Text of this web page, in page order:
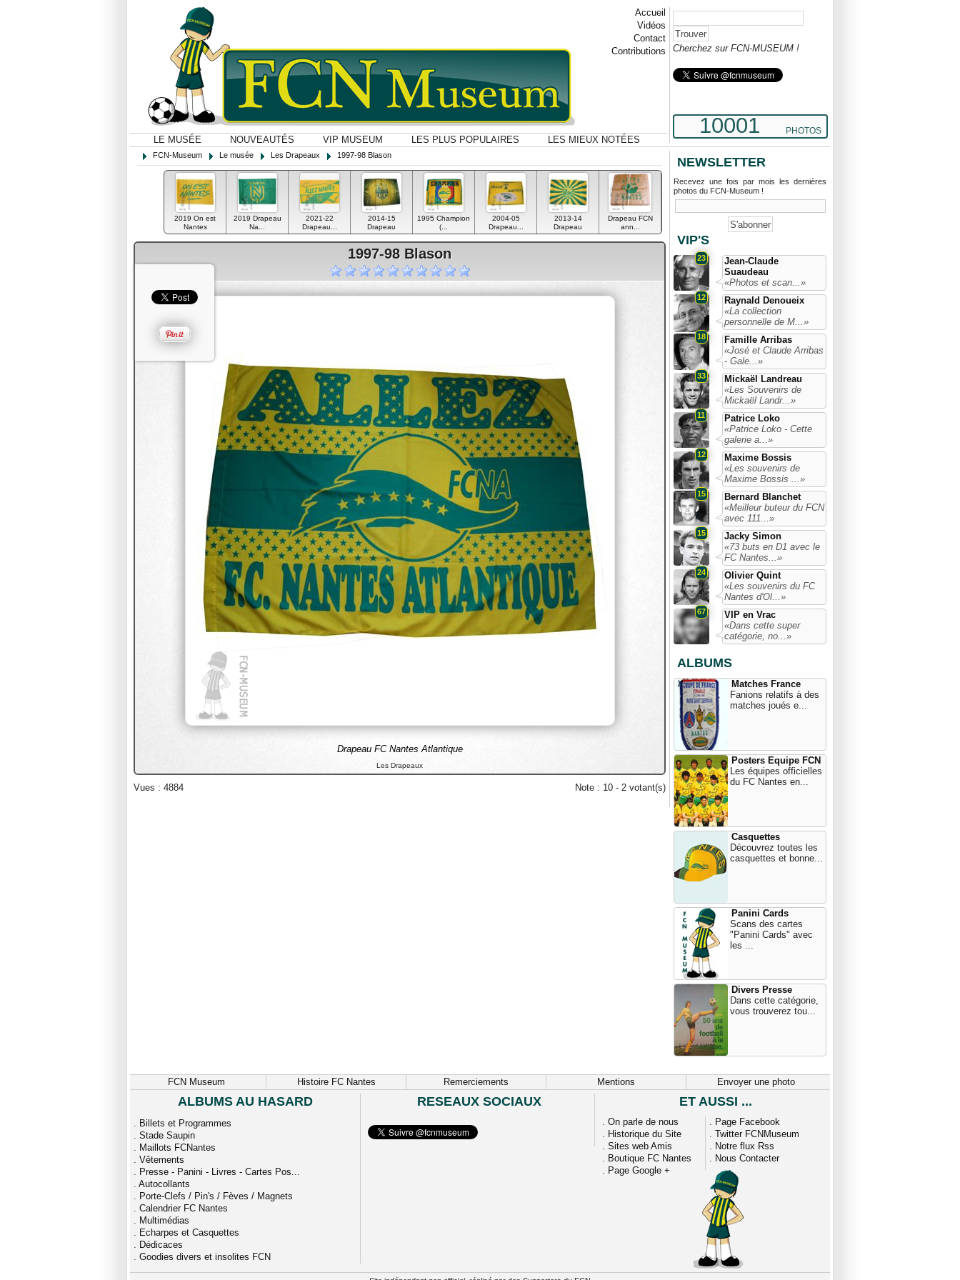
Accueil
Vidéos
Contact
Contributions
LE MUSÉE NOUVEAUTÉS VIP MUSEUM LES PLUS POPULAIRES LES MIEUX NOTÉES
Cherchez sur FCN-MUSEUM !
10001 PHOTOS
FCN-Museum Le musée Les Drapeaux 1997-98 Blason
2019 On est
Nantes
2019 Drapeau
Na...
2021-22
Drapeau...
2014-15
Drapeau
1995 Champion
(...
2004-05
Drapeau...
2013-14
Drapeau
Drapeau FCN
ann...
1997-98 Blason
Drapeau FC Nantes Atlantique
Les Drapeaux
Vues : 4884 Note : 10 - 2 votant(s)
NEWSLETTER
Recevez une fois par mois les dernières
photos du FCN-Museum !
VIP'S
23
Jean-Claude
Suaudeau
«Photos et scan...»
12
Raynald Denoueix
«La collection
personnelle de M...»
18
Famille Arribas
«José et Claude Arribas
- Gale...»
33
Mickaël Landreau
«Les Souvenirs de
Mickaël Landr...»
11
Patrice Loko
«Patrice Loko - Cette
galerie a...»
12
Maxime Bossis
«Les souvenirs de
Maxime Bossis ...»
15
Bernard Blanchet
«Meilleur buteur du FCN
avec 111...»
15
Jacky Simon
«73 buts en D1 avec le
FC Nantes...»
24
Olivier Quint
«Les souvenirs du FC
Nantes d'Ol...»
67
VIP en Vrac
«Dans cette super
catégorie, no...»
ALBUMS
Matches France
Fanions relatifs à des
matches joués e...
Posters Equipe FCN
Les équipes officielles
du FC Nantes en...
Casquettes
Découvrez toutes les
casquettes et bonne...
Panini Cards
Scans des cartes
"Panini Cards" avec
les ...
Divers Presse
Dans cette catégorie,
vous trouverez tou...
FCN Museum Histoire FC Nantes Remerciements Mentions Envoyer une photo
ALBUMS AU HASARD
. Billets et Programmes
. Stade Saupin
. Maillots FCNantes
. Vêtements
. Presse - Panini - Livres - Cartes Pos...
. Autocollants
. Porte-Clefs / Pin's / Fèves / Magnets
. Calendrier FC Nantes
. Multimédias
. Echarpes et Casquettes
. Dédicaces
. Goodies divers et insolites FCN
RESEAUX SOCIAUX ET AUSSI ...
. On parle de nous
. Historique du Site
. Sites web Amis
. Boutique FC Nantes
. Page Google +
. Page Facebook
. Twitter FCNMuseum
. Notre flux Rss
. Nous Contacter